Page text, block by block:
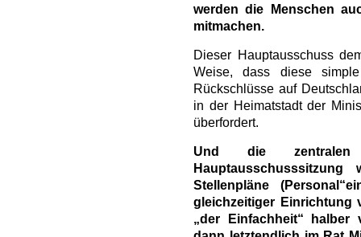
werden die Menschen
mitmachen.
Dieser Hauptausschuss
Weise, dass diese
Rückschlüsse auf
in der Heimatstadt der
überfordert.
Und die
Stellenpläne
gleichzeitiger Einrichtung
„der Einfachheit“